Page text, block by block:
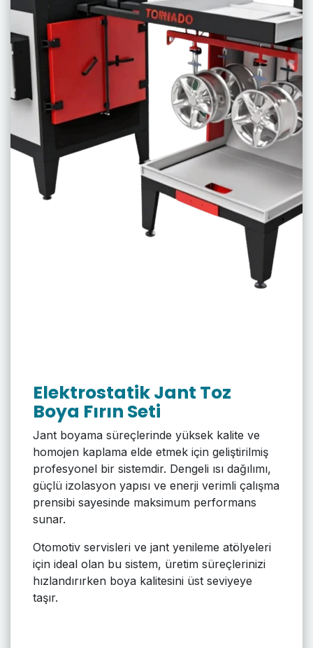
Elektrostatik Jant Toz
Boya Fırın Seti
Jant boyama süreçlerinde yüksek kalite ve
homojen kaplama elde etmek için geliştirilmiş
profesyonel bir sistemdir. Dengeli ısı dağılımı,
güçlü izolasyon yapısı ve enerji verimli çalışma
prensibi sayesinde maksimum performans
sunar.
Otomotiv servisleri ve jant yenileme atölyeleri
için ideal olan bu sistem, üretim süreçlerinizi
hızlandırırken boya kalitesini üst seviyeye
taşır.